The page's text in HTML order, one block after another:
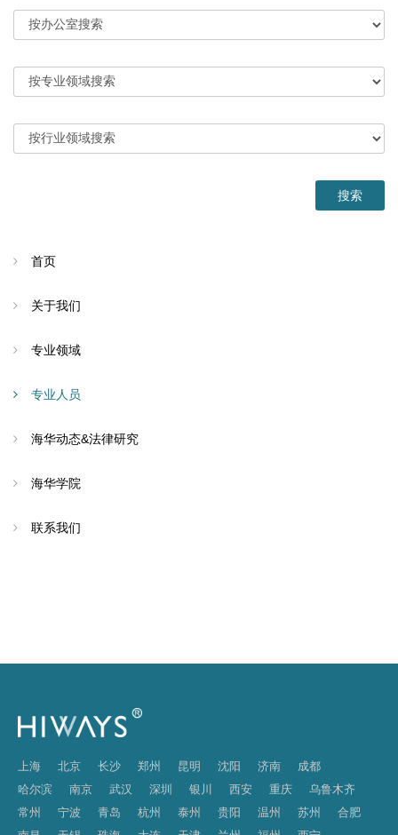
首页
关于我们
专业领域
专业人员
海华动态&法律研究
海华学院
联系我们
上海 北京 长沙 郑州 昆明 沈阳 济南
成都
哈尔滨
南京 武汉 深圳 银川 西安 重庆
乌鲁木齐
常州
宁波 青岛 杭州 泰州 贵阳 温州 苏州
合肥